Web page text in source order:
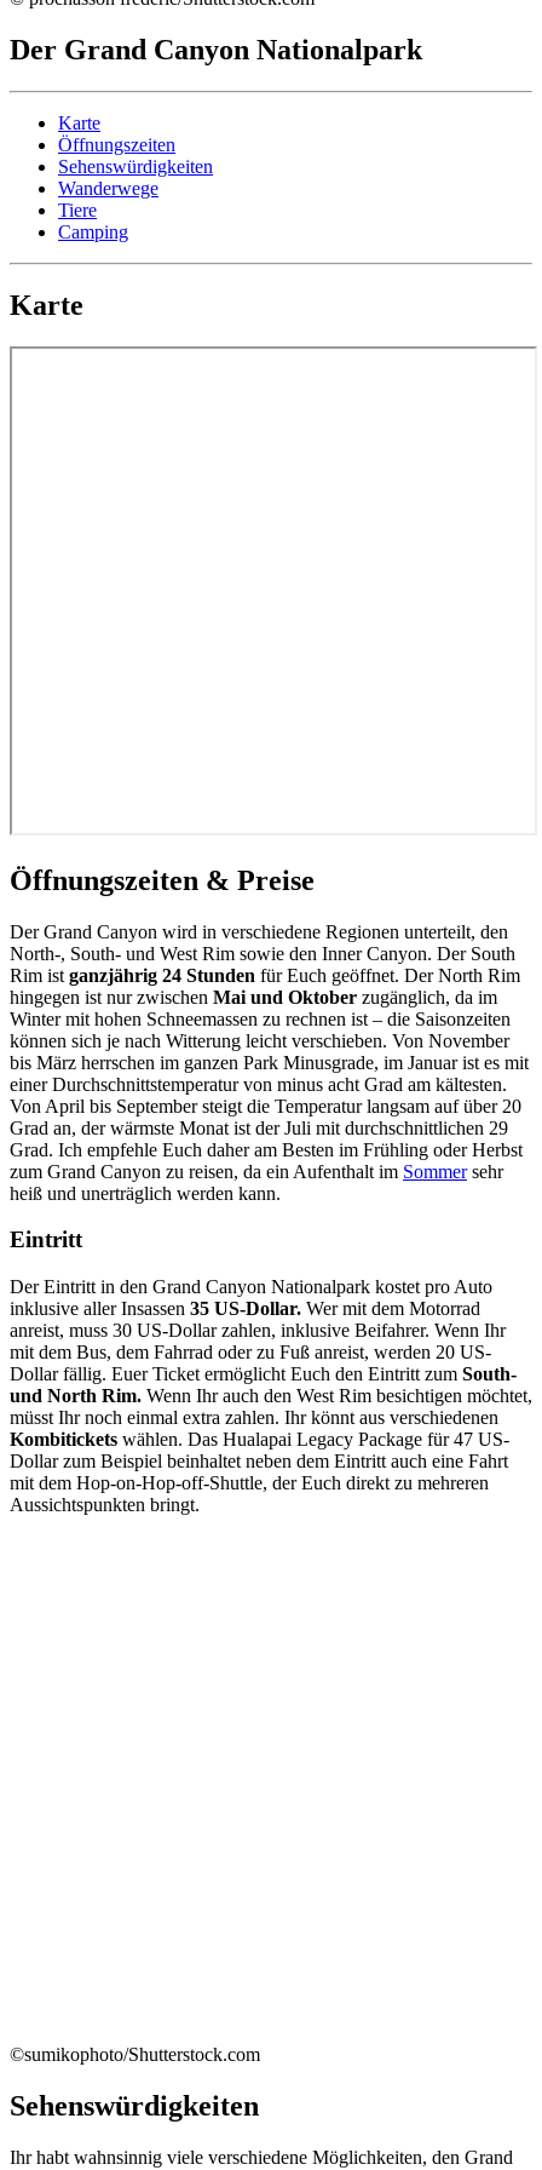
Der Grand Canyon Nationalpark
Karte
Öffnungszeiten
Sehenswürdigkeiten
Wanderwege
Tiere
Camping
Karte
Öffnungszeiten & Preise
Der Grand Canyon wird in verschiedene Regionen unterteilt, den
North-, South- und West Rim sowie den Inner Canyon. Der South
Rim ist ganzjährig 24 Stunden für Euch geöffnet. Der North Rim
hingegen ist nur zwischen Mai und Oktober zugänglich, da im
Winter mit hohen Schneemassen zu rechnen ist – die Saisonzeiten
können sich je nach Witterung leicht verschieben. Von November
bis März herrschen im ganzen Park Minusgrade, im Januar ist es mit
einer Durchschnittstemperatur von minus acht Grad am kältesten.
Von April bis September steigt die Temperatur langsam auf über 20
Grad an, der wärmste Monat ist der Juli mit durchschnittlichen 29
Grad. Ich empfehle Euch daher am Besten im Frühling oder Herbst
zum Grand Canyon zu reisen, da ein Aufenthalt im Sommersehr
heiß und unerträglich werden kann.
Eintritt
Der Eintritt in den Grand Canyon Nationalpark kostet pro Auto
inklusive aller Insassen 35 US-Dollar. Wer mit dem Motorrad
anreist, muss 30 US-Dollar zahlen, inklusive Beifahrer. Wenn Ihr
mit dem Bus, dem Fahrrad oder zu Fuß anreist, werden 20 US-
Dollar fällig. Euer Ticket ermöglicht Euch den Eintritt zum South-
und North Rim. Wenn Ihr auch den West Rim besichtigen möchtet,
müsst Ihr noch einmal extra zahlen. Ihr könnt aus verschiedenen
Kombitickets wählen. Das Hualapai Legacy Package für 47 US-
Dollar zum Beispiel beinhaltet neben dem Eintritt auch eine Fahrt
mit dem Hop-on-Hop-off-Shuttle, der Euch direkt zu mehreren
Aussichtspunkten bringt.
©sumikophoto/Shutterstock.com
Sehenswürdigkeiten
Ihr habt wahnsinnig viele verschiedene Möglichkeiten, den Grand